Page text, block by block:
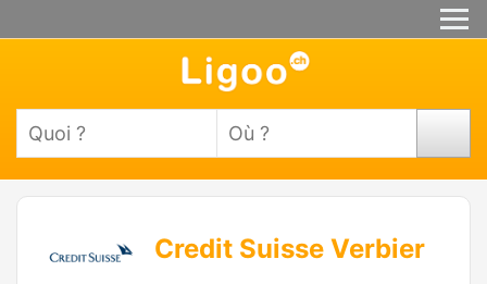
Credit Suisse Verbier